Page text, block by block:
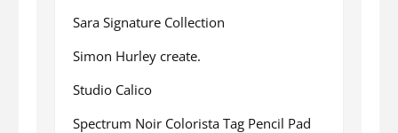
Sara Signature Collection
Simon Hurley create.
Studio Calico
Spectrum Noir Colorista Tag Pencil Pad